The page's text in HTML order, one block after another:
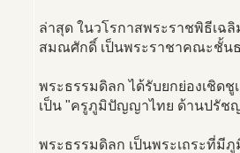
ล่าสุด ในวโรกาสพระราชพิธีเฉ
สมณศักดิ์ เป็นพระราชาคณะชั้น
พระธรรมดิลก ได้รับยกย่องเชิด
เป็น "ครูภูมิปัญญาไทย ด้านปรัช
พระธรรมดิลก เป็นพระเถระที่มี